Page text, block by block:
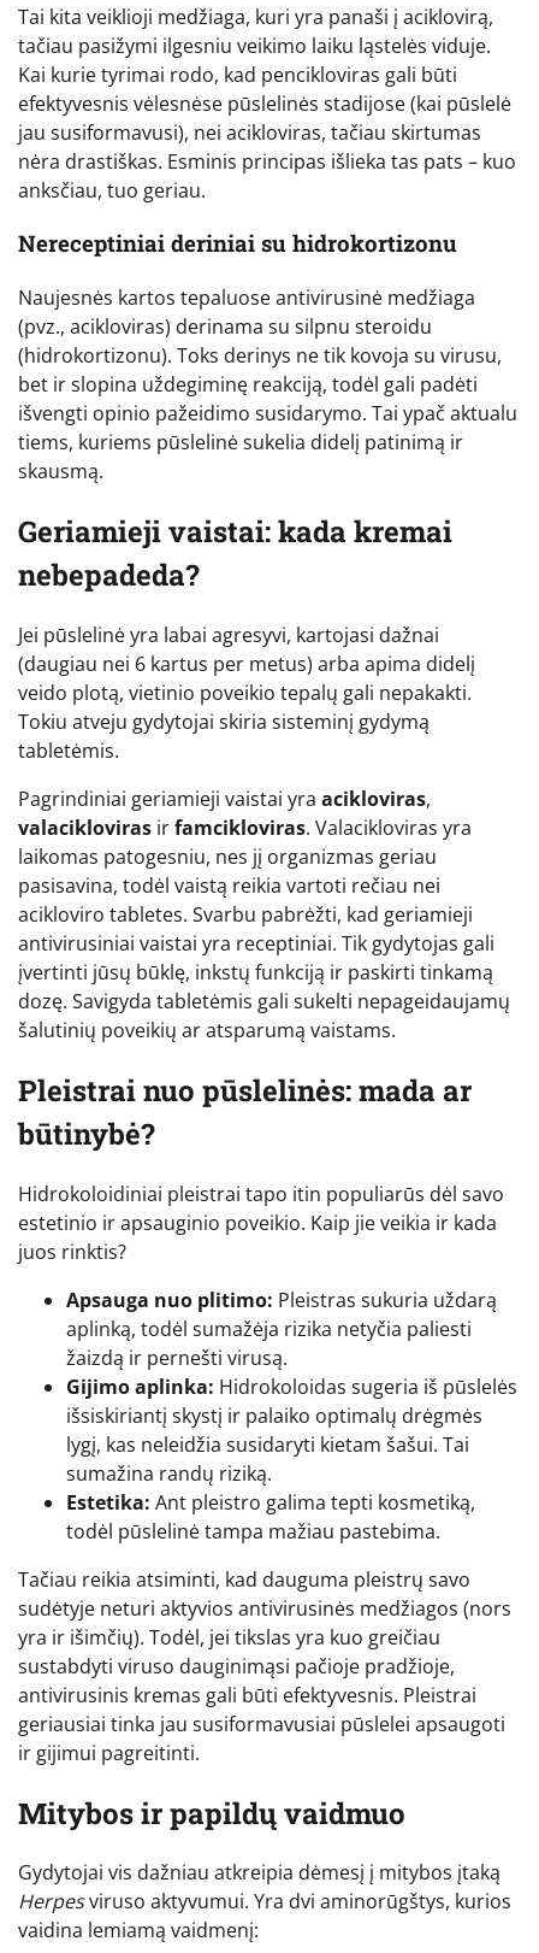
Tai kita veiklioji medžiaga, kuri yra panaši į aciklovirą,
tačiau pasižymi ilgesniu veikimo laiku ląstelės viduje.
Kai kurie tyrimai rodo, kad pencikloviras gali būti
efektyvesnis vėlesnėse pūslelinės stadijose (kai pūslelė
jau susiformavusi), nei acikloviras, tačiau skirtumas
nėra drastiškas. Esminis principas išlieka tas pats – kuo
anksčiau, tuo geriau.
Nereceptiniai deriniai su hidrokortizonu
Naujesnės kartos tepaluose antivirusinė medžiaga
(pvz., acikloviras) derinama su silpnu steroidu
(hidrokortizonu). Toks derinys ne tik kovoja su virusu,
bet ir slopina uždegiminę reakciją, todėl gali padėti
išvengti opinio pažeidimo susidarymo. Tai ypač aktualu
tiems, kuriems pūslelinė sukelia didelį patinimą ir
skausmą.
Geriamieji vaistai: kada kremai
nebepadeda?
Jei pūslelinė yra labai agresyvi, kartojasi dažnai
(daugiau nei 6 kartus per metus) arba apima didelį
veido plotą, vietinio poveikio tepalų gali nepakakti.
Tokiu atveju gydytojai skiria sisteminį gydymą
tabletėmis.
Pagrindiniai geriamieji vaistai yra acikloviras,
valacikloviras irfamcikloviras. Valacikloviras yra
laikomas patogesniu, nes jį organizmas geriau
pasisavina, todėl vaistą reikia vartoti rečiau nei
acikloviro tabletes. Svarbu pabrėžti, kad geriamieji
antivirusiniai vaistai yra receptiniai. Tik gydytojas gali
įvertinti jūsų būklę, inkstų funkciją ir paskirti tinkamą
dozę. Savigyda tabletėmis gali sukelti nepageidaujamų
šalutinių poveikių ar atsparumą vaistams.
Pleistrai nuo pūslelinės: mada ar
būtinybė?
Hidrokoloidiniai pleistrai tapo itin populiarūs dėl savo
estetinio ir apsauginio poveikio. Kaip jie veikia ir kada
juos rinktis?
Apsauga nuo plitimo: Pleistras sukuria uždarą
aplinką, todėl sumažėja rizika netyčia paliesti
žaizdą ir pernešti virusą.
Gijimo aplinka: Hidrokoloidas sugeria iš pūslelės
išsiskiriantį skystį ir palaiko optimalų drėgmės
lygį, kas neleidžia susidaryti kietam šašui. Tai
sumažina randų riziką.
Estetika: Ant pleistro galima tepti kosmetiką,
todėl pūslelinė tampa mažiau pastebima.
Tačiau reikia atsiminti, kad dauguma pleistrų savo
sudėtyje neturi aktyvios antivirusinės medžiagos (nors
yra ir išimčių). Todėl, jei tikslas yra kuo greičiau
sustabdyti viruso dauginimąsi pačioje pradžioje,
antivirusinis kremas gali būti efektyvesnis. Pleistrai
geriausiai tinka jau susiformavusiai pūslelei apsaugoti
ir gijimui pagreitinti.
Mitybos ir papildų vaidmuo
Gydytojai vis dažniau atkreipia dėmesį į mitybos įtaką
Herpesviruso aktyvumui. Yra dvi aminorūgštys, kurios
vaidina lemiamą vaidmenį: